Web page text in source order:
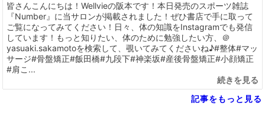
皆さんこんにちは！Wellvieの阪本です！本日発売のスポーツ雑誌
『Number』に当サロンが掲載されました！ぜひ書店で手に取って
ご覧になってみてください！日々、体の知識をInstagramでも発信
しています！もっと知りたい、体のために勉強したい方、＠
yasuaki.sakamotoを検索して、覗いてみてくださいね♪#整体#マッ
サージ#骨盤矯正#飯田橋#九段下#神楽坂#産後骨盤矯正#小顔矯正
#肩こ...
続きを見る
記事をもっと見る